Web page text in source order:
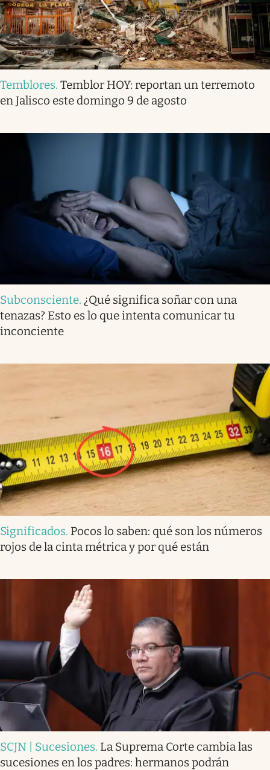
Temblores. Temblor HOY: reportan un terremoto
en Jalisco este domingo 9 de agosto
Subconsciente. ¿Qué significa soñar con una
tenazas? Esto es lo que intenta comunicar tu
inconciente
Significados. Pocos lo saben: qué son los números
rojos de la cinta métrica y por qué están
SCJN | Sucesiones. La Suprema Corte cambia las
sucesiones en los padres: hermanos podrán